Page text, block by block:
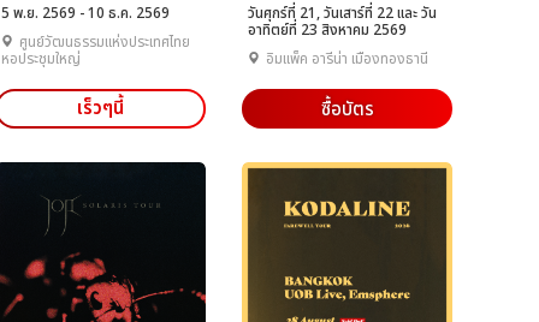
5 พ.ย. 2569 - 10 ธ.ค. 2569
ศูนย์วัฒนธรรมแห่งประเทศไทย
หอประชุมใหญ่
เร็วๆนี้
วันศุกร์ที่ 21, วันเสาร์ที่ 22 และ วัน
อาทิตย์ที่ 23 สิงหาคม 2569
อิมแพ็ค อารีน่า เมืองทองธานี
ซื้อบัตร